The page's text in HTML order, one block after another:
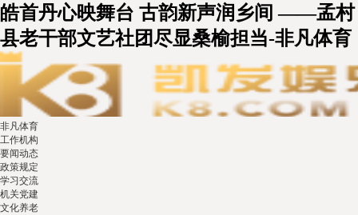
皓首丹心映舞台 古韵新声润乡间 ——孟村
县老干部文艺社团尽显桑榆担当-非凡体育
非凡体育
工作机构
要闻动态
政策规定
学习交流
机关党建
文化养老